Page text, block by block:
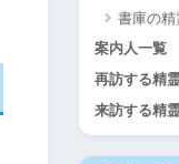
書庫の精
案内人一覧
再訪する精
来訪する精